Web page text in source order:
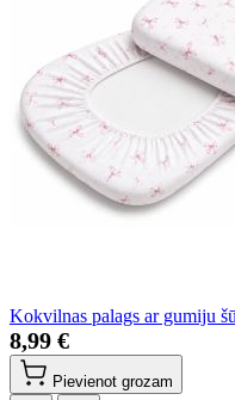
Kokvilnas palags ar gumiju
8,99 €
Pievienot grozam